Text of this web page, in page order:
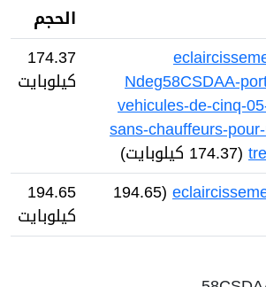
الحجم
Ndeg58CSDAA-
vehicules-de-cinq-
sans-chauffeurs-
(174.37 كيلوبايت)
174.37
كيلوبايت
(194.65
194.65
كيلوبايت